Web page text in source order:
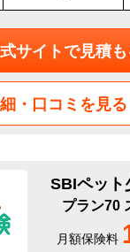
サイトで見積も
・口コミを見る
SBIペット
プラン70
月額保険料